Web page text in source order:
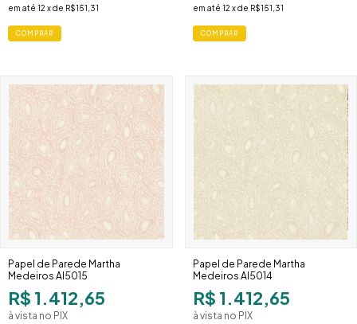
em até 12 x de R$151,31 em até 12 x de R$151,31
Papel de Parede Martha
Medeiros AI5015
R$ 1.412,65
à vista no PIX
Papel de Parede Martha
Medeiros AI5014
R$ 1.412,65
à vista no PIX